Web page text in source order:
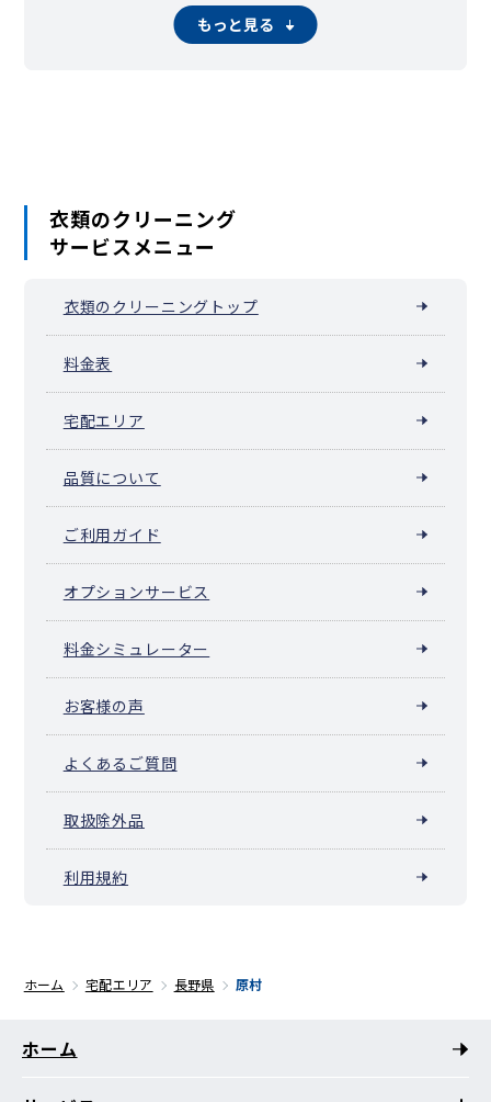
泰阜村喬木村豊丘村大鹿村
大桑村 木曽町麻績村 生坂村
もっと見る
衣類のクリーニング
サービスメニュー
衣類のクリーニングトップ
料金表
宅配エリア
品質について
ご利用ガイド
オプションサービス
料金シミュレーター
お客様の声
よくあるご質問
取扱除外品
利用規約
ホーム 宅配エリア 長野県 原村
ホーム